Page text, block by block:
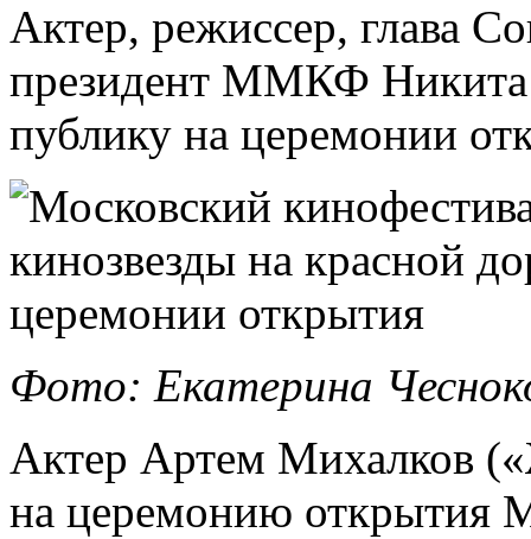
Актер, режиссер, глава
президент ММКФ Никита
публику на церемонии
Фото: Екатерина
Актер Артем Михалков
на церемонию